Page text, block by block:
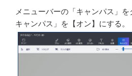
画像をキャンパスの中心に持って
ズを調整する。